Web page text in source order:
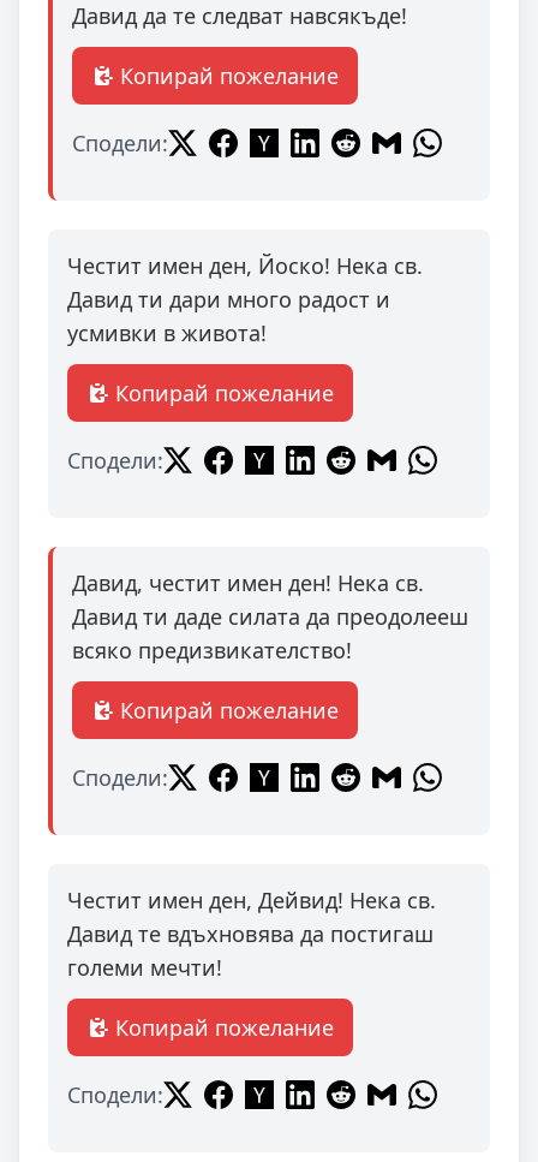
Давид да те следват навсякъде!
Копирай пожелание
Сподели:
Честит имен ден, Йоско! Нека св.
Давид ти дари много радост и
усмивки в живота!
Копирай пожелание
Сподели:
Давид, честит имен ден! Нека св.
Давид ти даде силата да преодолееш
всяко предизвикателство!
Копирай пожелание
Сподели:
Честит имен ден, Дейвид! Нека св.
Давид те вдъхновява да постигаш
големи мечти!
Копирай пожелание
Сподели: